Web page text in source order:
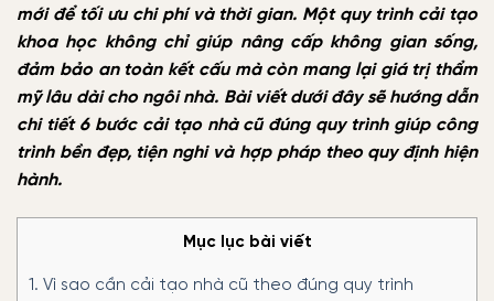
mới để tối ưu chi phí và thời gian. Một quy trình cải tạo
khoa học không chỉ giúp nâng cấp không gian sống,
đảm bảo an toàn kết cấu mà còn mang lại giá trị thẩm
mỹ lâu dài cho ngôi nhà. Bài viết dưới đây sẽ hướng dẫn
chi tiết 6 bước cải tạo nhà cũ đúng quy trình giúp công
trình bền đẹp, tiện nghi và hợp pháp theo quy định hiện
hành.
Mục lục bài viết
1. Vì sao cần cải tạo nhà cũ theo đúng quy trình